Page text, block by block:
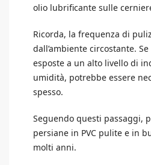
olio lubrificante sulle
Ricorda, la frequenza di
dall’ambiente circostante.
esposte a un alto livello di
umidità, potrebbe essere
spesso.
Seguendo questi passaggi,
persiane in PVC pulite e in
molti anni.